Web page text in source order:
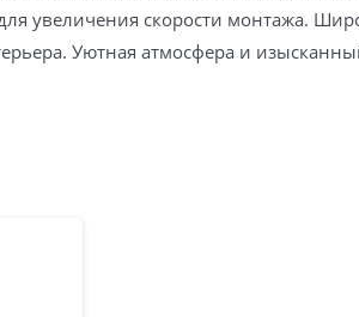
увеличения скорости монтажа.
Уютная атмосфера и